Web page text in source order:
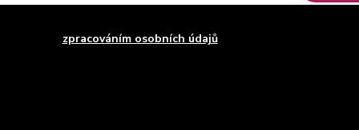
zpracováním osobních údajůza účelem rozesílky